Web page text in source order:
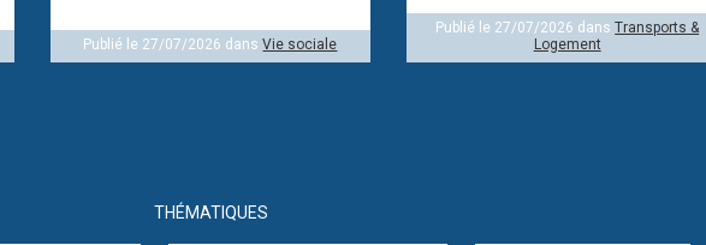
Publié le 27/07/2026 dansVie sociale
Publié le 27/07/2026 dansTransports &
Logement
THÉMATIQUES